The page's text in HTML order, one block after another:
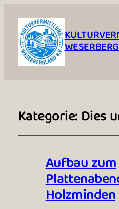
Kategorie:Dies
Aufbau zum
Holzminden